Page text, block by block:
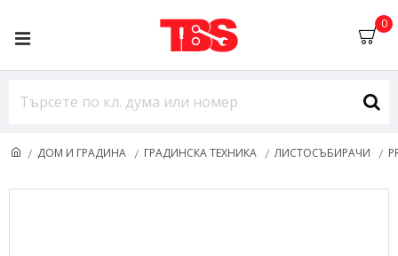
0
ДОМ И ГРАДИНА ГРАДИНСКА ТЕХНИКА ЛИСТОСЪБИРАЧИ